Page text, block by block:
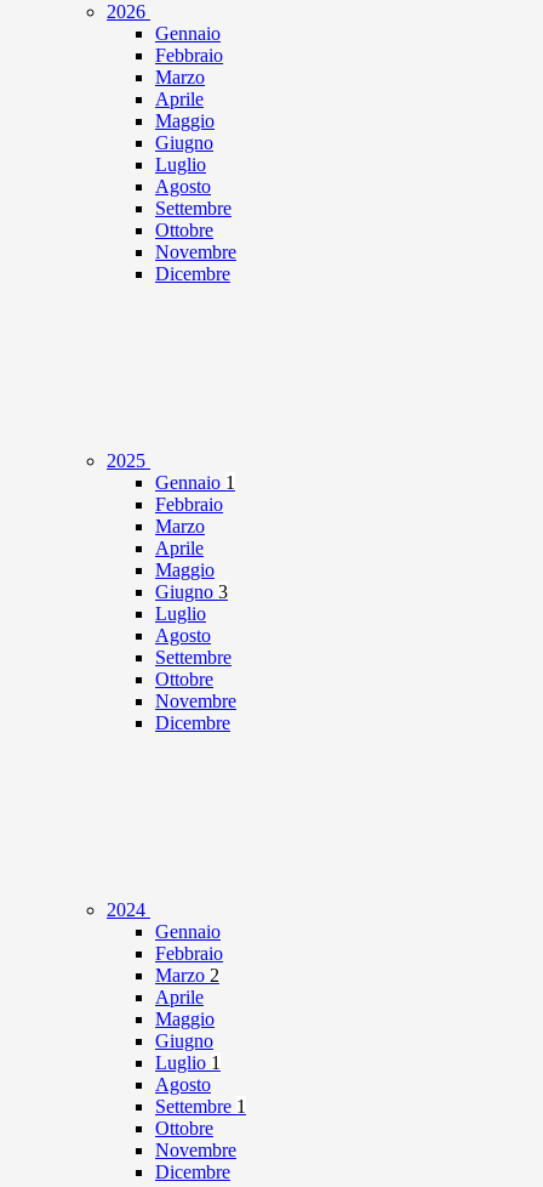
2026
Gennaio
Febbraio
Marzo
Aprile
Maggio
Giugno
Luglio
Agosto
Settembre
Ottobre
Novembre
Dicembre
2025
Gennaio 1
Febbraio
Marzo
Aprile
Maggio
Giugno 3
Luglio
Agosto
Settembre
Ottobre
Novembre
Dicembre
2024
Gennaio
Febbraio
Marzo 2
Aprile
Maggio
Giugno
Luglio 1
Agosto
Settembre 1
Ottobre
Novembre
Dicembre